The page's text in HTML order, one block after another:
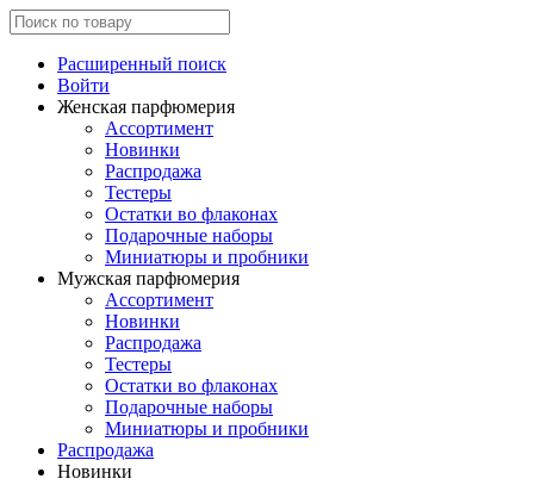
Расширенный поиск
Войти
Женская парфюмерия
Ассортимент
Новинки
Распродажа
Тестеры
Остатки во флаконах
Подарочные наборы
Миниатюры и пробники
Мужская парфюмерия
Ассортимент
Новинки
Распродажа
Тестеры
Остатки во флаконах
Подарочные наборы
Миниатюры и пробники
Распродажа
Новинки